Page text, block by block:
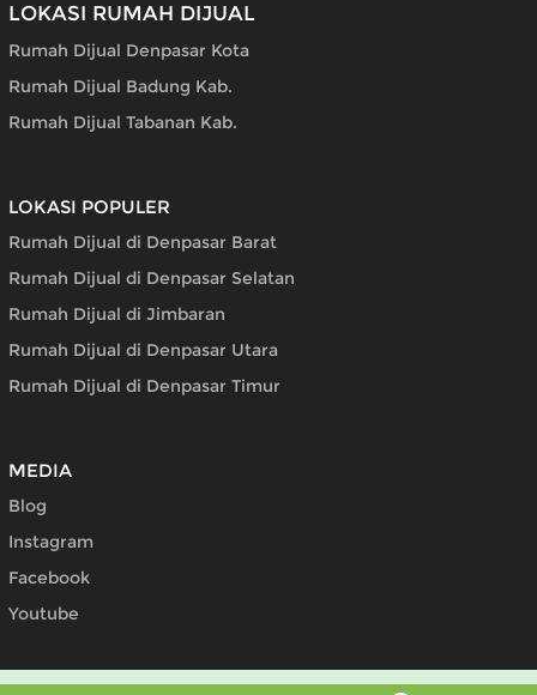
LOKASI RUMAH DIJUAL
Rumah Dijual Denpasar Kota
Rumah Dijual Badung Kab.
Rumah Dijual Tabanan Kab.
LOKASI POPULER
Rumah Dijual di Denpasar Barat
Rumah Dijual di Denpasar Selatan
Rumah Dijual di Jimbaran
Rumah Dijual di Denpasar Utara
Rumah Dijual di Denpasar Timur
MEDIA
Blog
Instagram
Facebook
Youtube